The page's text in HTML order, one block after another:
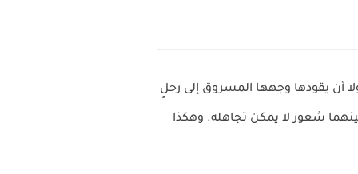
أن يقودها وجهها المسروق إلى رجلٍ
شعور لا يمكن تجاهله. وهكذا